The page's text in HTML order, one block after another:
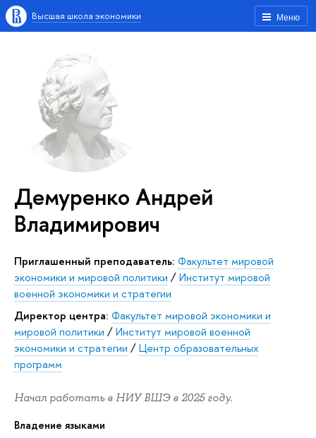
Меню
Высшая школа экономики
Демуренко Андрей
Владимирович
Приглашенный преподаватель: Факультет мировой
экономики и мировой политики /Институт мировой
военной экономики и стратегии
Директор центра: Факультет мировой экономики и
мировой политики /Институт мировой военной
экономики и стратегии /Центр образовательных
программ
Начал работать в НИУ ВШЭ в 2025 году.
Владение языками